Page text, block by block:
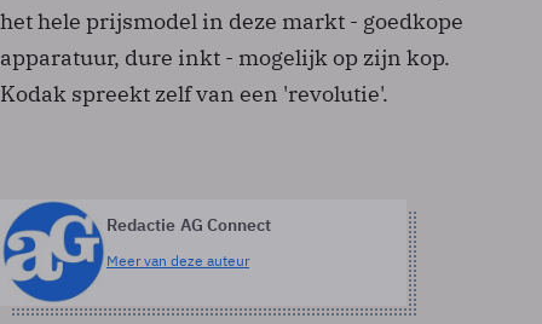
het hele prijsmodel in deze markt - goedkope
apparatuur, dure inkt - mogelijk op zijn kop.
Kodak spreekt zelf van een 'revolutie'.
Redactie AG Connect
Meer van deze auteur